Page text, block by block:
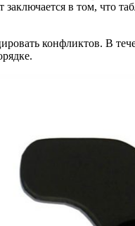
в том, что
конфликтов. В